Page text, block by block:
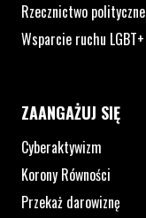
Rzecznictwo polityczne
Wsparcie ruchu LGBT+
ZAANGAŻUJ SIĘ
Cyberaktywizm
Korony Równości
Przekaż darowiznę